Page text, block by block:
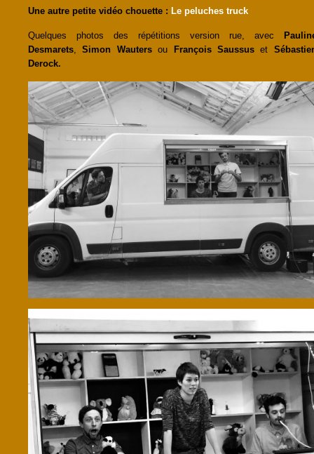
Une autre petite vidéo chouette : Le peluches truck
Quelques photos des répétitions version rue, avec
Desmarets,Simon Wautersou François Saussuset
Derock.